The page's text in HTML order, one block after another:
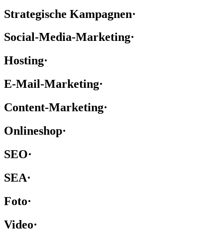
Strategische Kampagnen·
Social-Media-Marketing·
Hosting·
E-Mail-Marketing·
Content-Marketing·
Onlineshop·
SEO·
SEA·
Foto·
Video·